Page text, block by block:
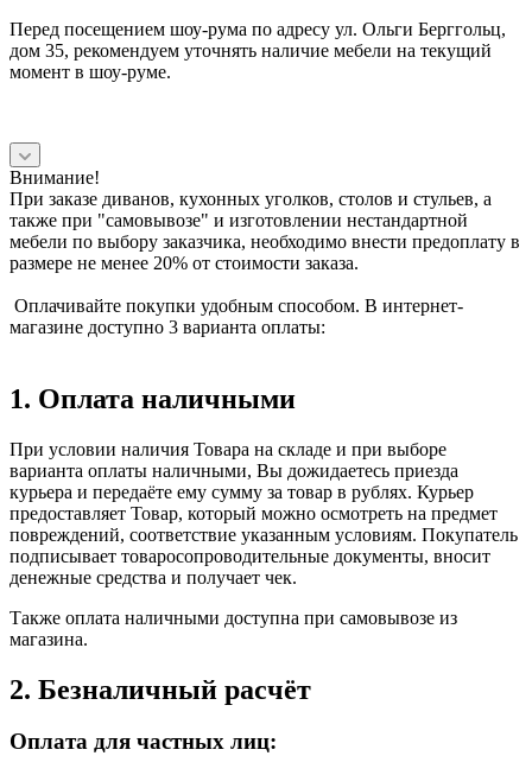
Перед посещением шоу-рума по адресу ул. Ольги Берггольц,
дом 35, рекомендуем уточнять наличие мебели на текущий
момент в шоу-руме.
Внимание!
При заказе диванов, кухонных уголков, столов и стульев, а
также при "самовывозе" и изготовлении нестандартной
мебели по выбору заказчика, необходимо внести предоплату в
размере не менее 20% от стоимости заказа.
Оплачивайте покупки удобным способом. В интернет-
магазине доступно 3 варианта оплаты:
1. Оплата наличными
При условии наличия Товара на складе и при выборе
варианта оплаты наличными, Вы дожидаетесь приезда
курьера и передаёте ему сумму за товар в рублях. Курьер
предоставляет Товар, который можно осмотреть на предмет
повреждений, соответствие указанным условиям. Покупатель
подписывает товаросопроводительные документы, вносит
денежные средства и получает чек.
Также оплата наличными доступна при самовывозе из
магазина.
2. Безналичный расчёт
Оплата для частных лиц: